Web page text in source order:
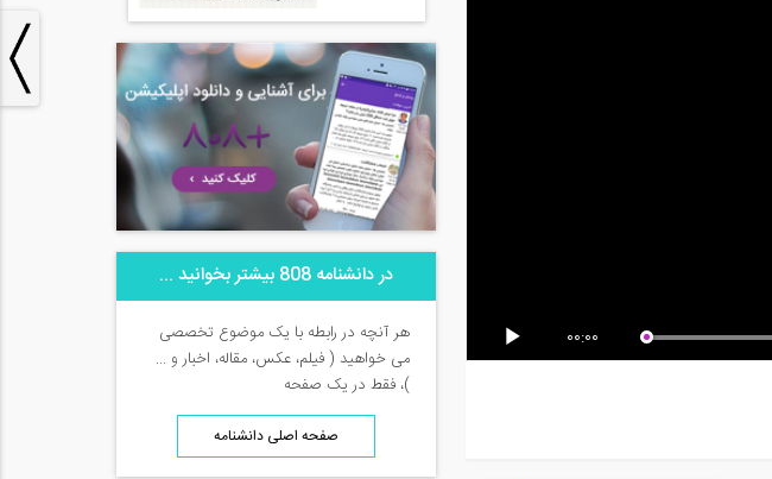
00:00
در دانشنامه 808 بیشتر بخوانید ...
هر آنچه در رابطه با یک موضوع تخصصی
می خواهید ( فیلم، عکس، مقاله، اخبار و ...
)، فقط در یک صفحه
صفحه اصلی دانشنامه